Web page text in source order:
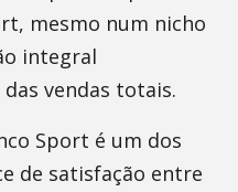
mesmo num nicho
integral
vendas totais.
Sport é um dos
de satisfação entre